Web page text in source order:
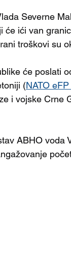
Severne
ići van
troškovi su
će poslati
(NATO
i vojske Crne
ABHO voda